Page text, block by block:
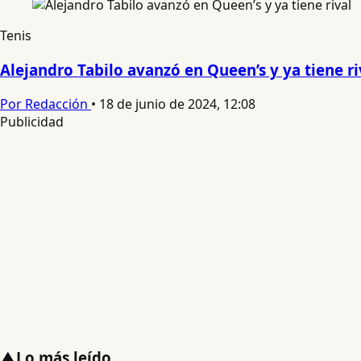
Tenis
Alejandro Tabilo avanzó en Queen’s y ya tiene
Por Redacción • 18 de junio de 2024, 12:08
Publicidad
▲Lo más leído